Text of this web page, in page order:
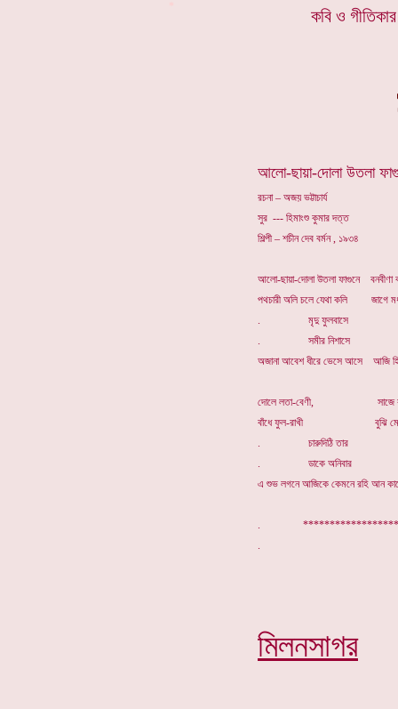
কবি ও
আলো-ছায়া-দোলা উতলা
রচনা – অজয় ভট্টাচার্য
সুর --- হিমাংশু কুমার দত্ত
শিল্পী – শচীন দেব বর্মন , ১৯৩৪
আলো-ছায়া-দোলা উতলা ফাগুনে বনবীণা
পথচারী অলি চলে যেথা কলি জাগে
. মৃদু ফুলবাসে
. সমীর নিশাসে
অজানা আবেশ ধীরে ভেসে আসে আজি
দোলে লতা-বেণী, সাজে
বাঁধে ফুল-রাখী বুঝি মোরে
. চারুদিঠি তার
. ডাকে অনিবার
এ শুভ লগনে আজিকে কেমনে রহি আন
.
মিলনসাগর